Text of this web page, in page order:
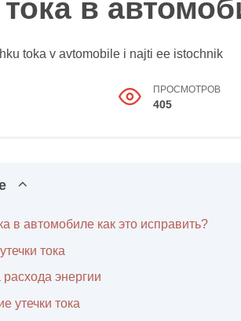
тока в
ПРОСМОТРОВ
405
в автомобиле как это исправить?
тока
энергии
утечки тока